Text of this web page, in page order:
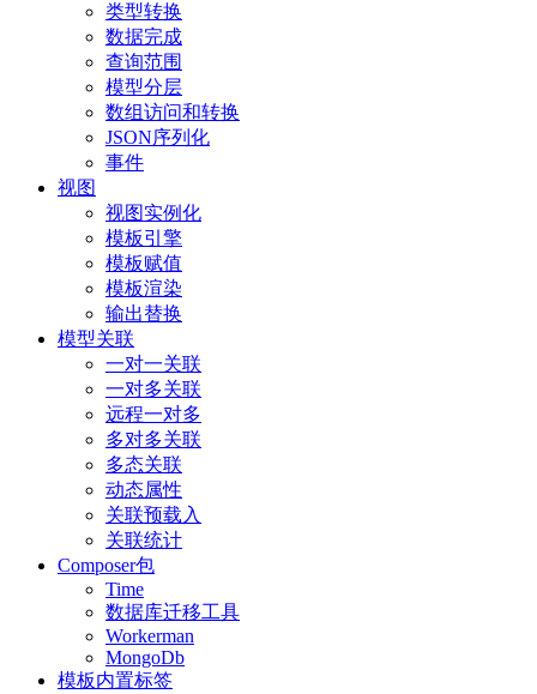
类型转换
数据完成
查询范围
模型分层
数组访问和转换
JSON序列化
事件
视图
视图实例化
模板引擎
模板赋值
模板渲染
输出替换
模型关联
一对一关联
一对多关联
远程一对多
多对多关联
多态关联
动态属性
关联预载入
关联统计
Composer包
Time
数据库迁移工具
Workerman
MongoDb
模板内置标签